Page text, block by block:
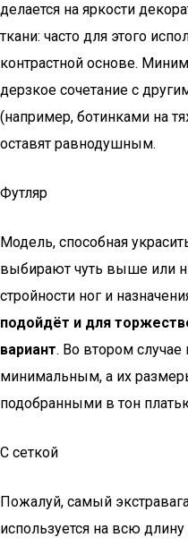
делается на яркости
ткани: часто для этого
контрастной основе.
дерзкое сочетание с
(например, ботинками на
оставят равнодушным.
Футляр
Модель, способная
выбирают чуть выше или
стройности ног и
подойдёт и для
вариант. Во втором
минимальным, а их
подобранными в тон
С сеткой
Пожалуй, самый
используется на всю